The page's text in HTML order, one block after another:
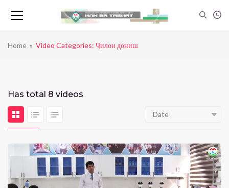
Home » Video Categories: Ҷилои дониш
Has total 8 videos
Date